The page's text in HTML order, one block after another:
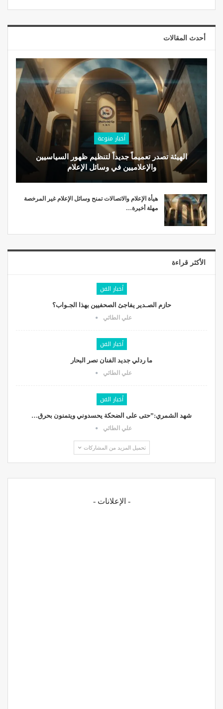
أحدث المقالات
أخبار منوعة
الهيئة تصدر تعميماً جديداً لتنظيم ظهور السياسيين
والإعلاميين في وسائل الإعلام
هيأة الإعلام والاتصالات تمنح وسائل الإعلام غير المرخصة
مهلة أخيرة…
الأكثر قراءة
أخبار الفن
حازم الصـدير يفاجئ الصحفيين بهذا الجـواب؟
علي الطائي
أخبار الفن
ما ردلي جديد الفنان نصر البحار
علي الطائي
أخبار الفن
شهد الشمري:”حتى على الضحكة يحسدوني ويتمنون بحرق…
علي الطائي
تحميل المزيد من المشاركات
- الإعلانات -